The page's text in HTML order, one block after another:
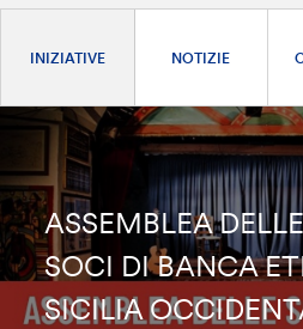
INIZIATIVE NOTIZIE
ASSEMBLEA
SOCI DI BANCA
SICILIA